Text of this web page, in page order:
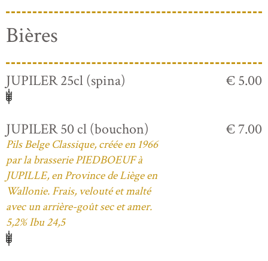
Bières
JUPILER 25cl (spina) € 5.00
JUPILER 50 cl (bouchon)
Pils Belge Classique, créée en 1966
par la brasserie PIEDBOEUF à
JUPILLE, en Province de Liège en
Wallonie. Frais, velouté et malté
avec un arrière-goût sec et amer.
5,2% Ibu 24,5
€ 7.00